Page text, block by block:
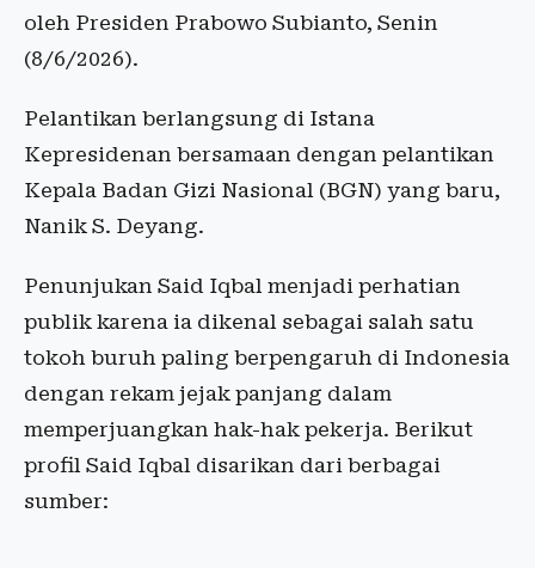
oleh Presiden Prabowo Subianto, Senin
(8/6/2026).
Pelantikan berlangsung di Istana
Kepresidenan bersamaan dengan pelantikan
Kepala Badan Gizi Nasional (BGN) yang baru,
Nanik S. Deyang.
Penunjukan Said Iqbal menjadi perhatian
publik karena ia dikenal sebagai salah satu
tokoh buruh paling berpengaruh di Indonesia
dengan rekam jejak panjang dalam
memperjuangkan hak-hak pekerja. Berikut
profil Said Iqbal disarikan dari berbagai
sumber: